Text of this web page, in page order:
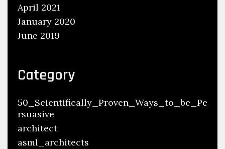
April 2021
January 2020
June 2019
Category
50_Scientifically_Proven_Ways_to_be_Pe
rsuasive
architect
asml_architects